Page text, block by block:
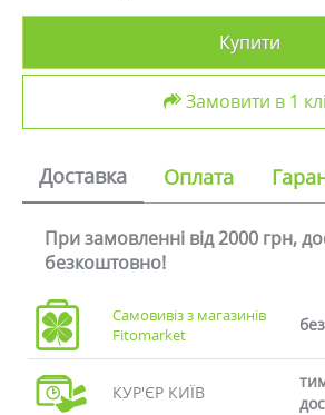
Купити
Замовити в 1
Доставка Оплата
При замовленні від 2000 грн,
безкоштовно!
Самовивіз з магазинів
Fitomarket
КУР'ЄР КИЇВ